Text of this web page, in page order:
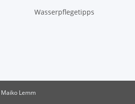
Wasserpflegetipps
Lemm